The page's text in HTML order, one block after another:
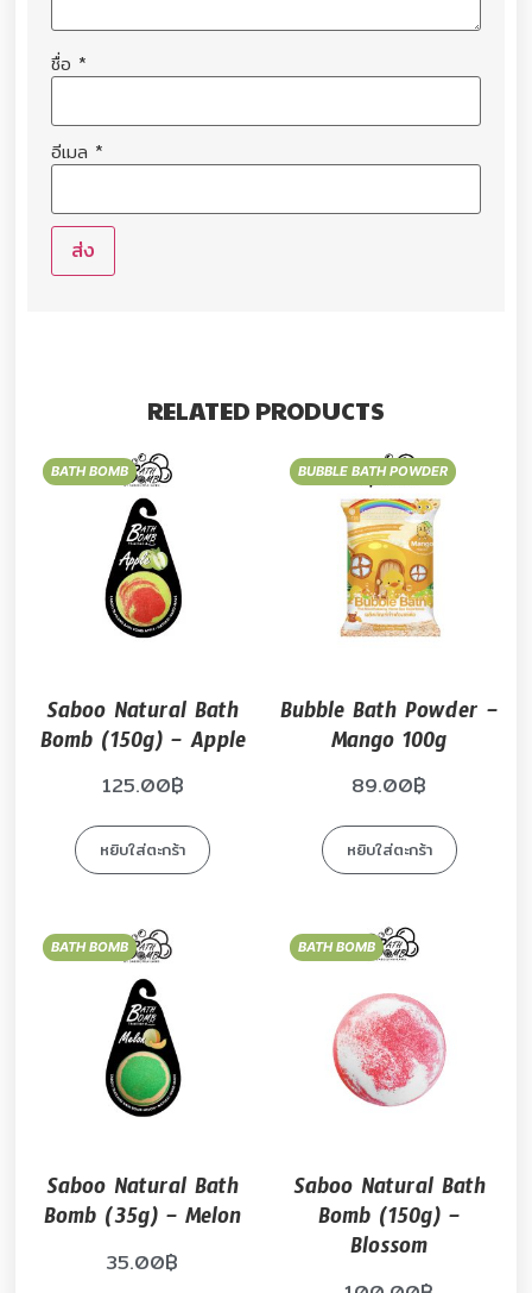
ชื่อ *
อีเมล *
RELATED PRODUCTS
BATH BOMB
Saboo Natural Bath
Bomb (150g) – Apple
125.00฿
หยิบใส่ตะกร้า
BUBBLE BATH POWDER
Bubble Bath Powder –
Mango 100g
89.00฿
หยิบใส่ตะกร้า
BATH BOMB
Saboo Natural Bath
Bomb (35g) – Melon
35.00฿
BATH BOMB
Saboo Natural Bath
Bomb (150g) –
Blossom